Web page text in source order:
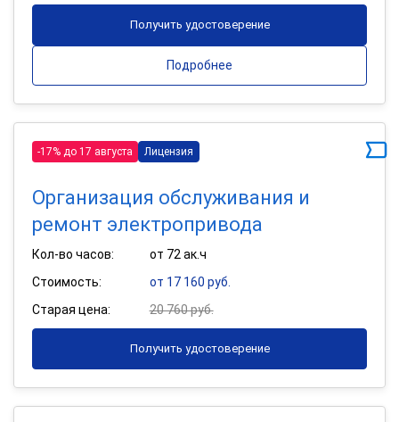
Получить удостоверение
Подробнее
-17% до 17 августа Лицензия
Организация обслуживания и
ремонт электропривода
Кол-во часов:
от 72 ак.ч
Стоимость:
от 17 160 руб.
Старая цена:
20 760 руб.
Получить удостоверение